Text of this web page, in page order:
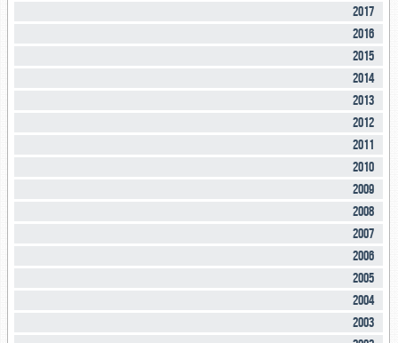
2017
2016
2015
2014
2013
2012
2011
2010
2009
2008
2007
2006
2005
2004
2003